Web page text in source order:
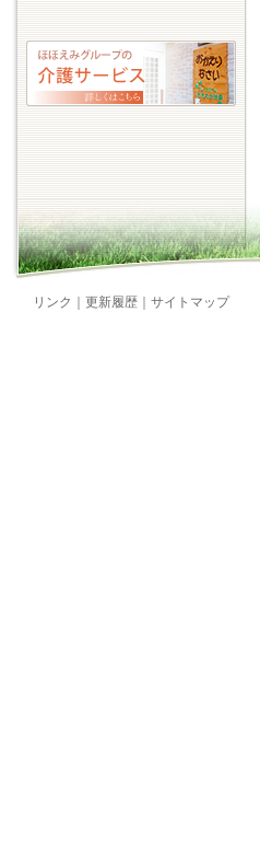
リンク 更新履歴 サイトマップ